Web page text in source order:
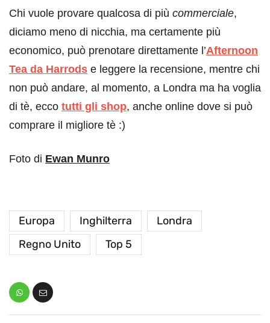
Chi vuole provare qualcosa di più commerciale,
diciamo meno di nicchia, ma certamente più
economico, può prenotare direttamente l’Afternoon
Tea da Harrods e leggere la recensione, mentre chi
non può andare, al momento, a Londra ma ha voglia
di tè, ecco tutti gli shop, anche online dove si può
comprare il migliore tè :)
Foto di Ewan Munro
Europa Inghilterra
Londra
Regno Unito
Top 5